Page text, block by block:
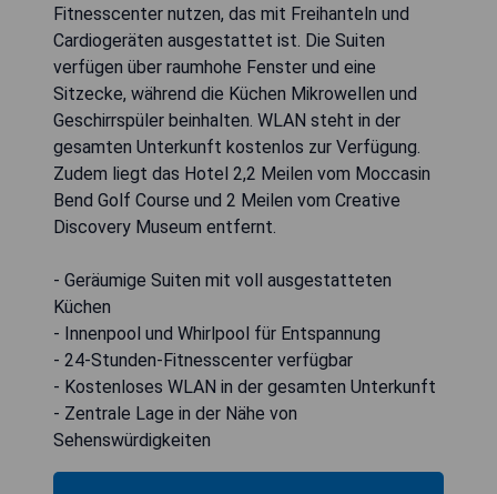
Fitnesscenter nutzen, das mit Freihanteln und
Cardiogeräten ausgestattet ist. Die Suiten
verfügen über raumhohe Fenster und eine
Sitzecke, während die Küchen Mikrowellen und
Geschirrspüler beinhalten. WLAN steht in der
gesamten Unterkunft kostenlos zur Verfügung.
Zudem liegt das Hotel 2,2 Meilen vom Moccasin
Bend Golf Course und 2 Meilen vom Creative
Discovery Museum entfernt.
- Geräumige Suiten mit voll ausgestatteten
Küchen
- Innenpool und Whirlpool für Entspannung
- 24-Stunden-Fitnesscenter verfügbar
- Kostenloses WLAN in der gesamten Unterkunft
- Zentrale Lage in der Nähe von
Sehenswürdigkeiten